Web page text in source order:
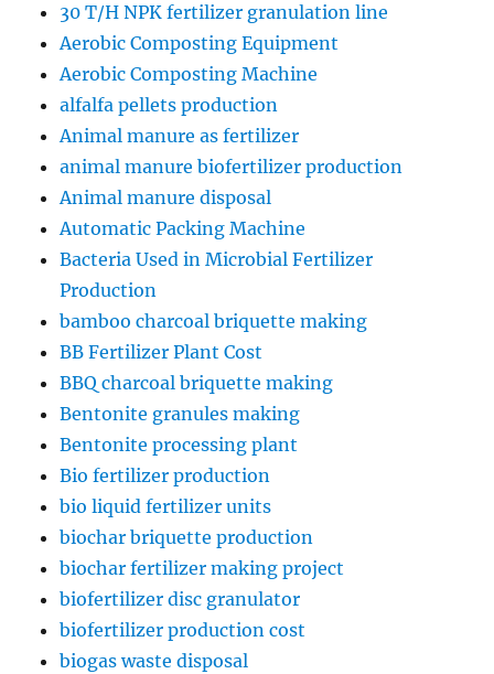
30 T/H NPK fertilizer granulation line
Aerobic Composting Equipment
Aerobic Composting Machine
alfalfa pellets production
Animal manure as fertilizer
animal manure biofertilizer production
Animal manure disposal
Automatic Packing Machine
Bacteria Used in Microbial Fertilizer
Production
bamboo charcoal briquette making
BB Fertilizer Plant Cost
BBQ charcoal briquette making
Bentonite granules making
Bentonite processing plant
Bio fertilizer production
bio liquid fertilizer units
biochar briquette production
biochar fertilizer making project
biofertilizer disc granulator
biofertilizer production cost
biogas waste disposal